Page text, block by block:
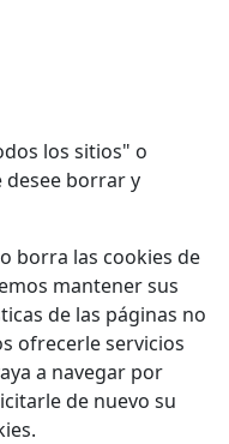
los sitios" o
desee borrar y
borra las cookies de
mantener sus
de las páginas no
ofrecerle servicios
a navegar por
de nuevo su